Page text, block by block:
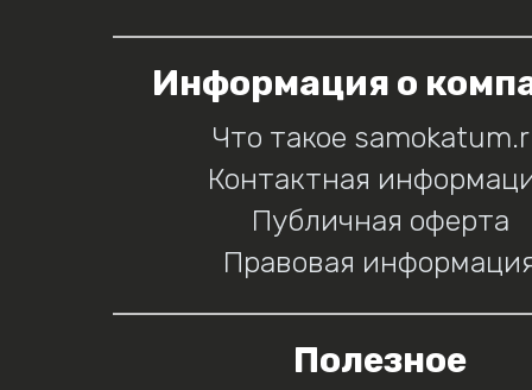
Информация о
Что такое
Контактная
Публичная оферта
Правовая
Полезное